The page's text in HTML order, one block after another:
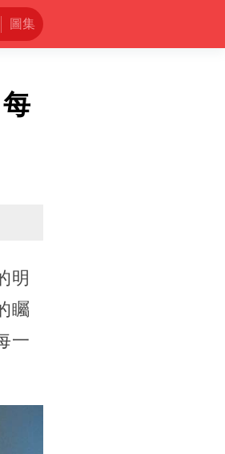
圖集
明
矚
一